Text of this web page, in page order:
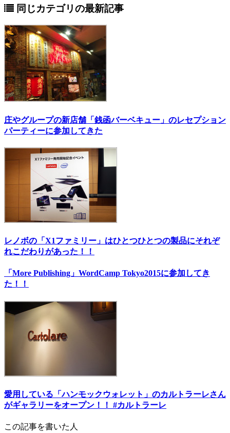
同じカテゴリの最新記事
庄やグループの新店舗「銭函バーベキュー」のレセプション
パーティーに参加してきた
レノボの「X1ファミリー」はひとつひとつの製品にそれぞ
れこだわりがあった！！
「More Publishing」WordCamp Tokyo2015に参加してき
た！！
愛用している「ハンモックウォレット」のカルトラーレさん
がギャラリーをオープン！！ #カルトラーレ
この記事を書いた人